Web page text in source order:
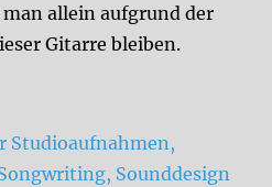
allein aufgrund der
Gitarre bleiben.
Studioaufnahmen,
Sounddesign